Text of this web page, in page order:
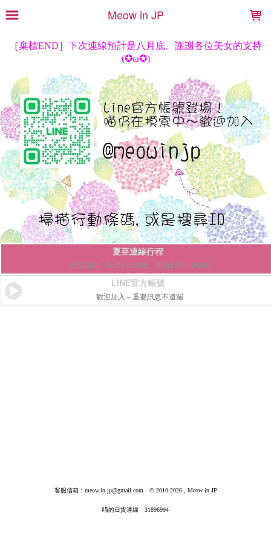
Meow in JP
夏至連線行程
出國期間：05/26~06/05。開始出貨：06/09
LINE官方帳號
歡迎加入～重要訊息不遺漏